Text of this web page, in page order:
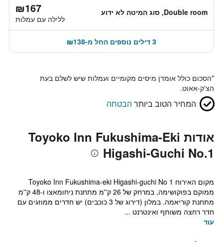
Double room, סוג המיטה לא ידוע ₪167
ללילה עם עמלות
3 דילים נוספים החל מ-₪138
*הסכום כולל אומדן מיסים מקומיים ועמלות שיש לשלם בעת
הצ'ק-אאוט.
המחיר הטוב ביותר הבטחה
אודות Toyoko Inn Fukushima-Eki
Higashi-Guchi No.1
מקום האירוח Toyoko Inn Fukushima-eki Higashi-guchi No 1
ממוקם בפוקושימה, במרחק של 26 ק''מ מתחנת ניחומאצו ו-48 ק''מ
מתחנת קוריאמה. במלון (דירוג של 3 כוכבים) יש חדרים ממוזגים עם
חדר רחצה משותף ואינטרנט ...
עוד